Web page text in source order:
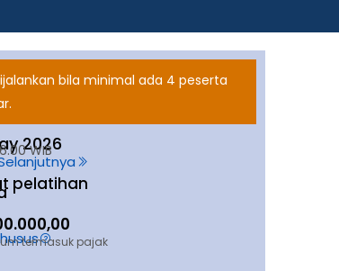
bila minimal ada 4 peserta
2026
WIB
pelatihan
termasuk pajak